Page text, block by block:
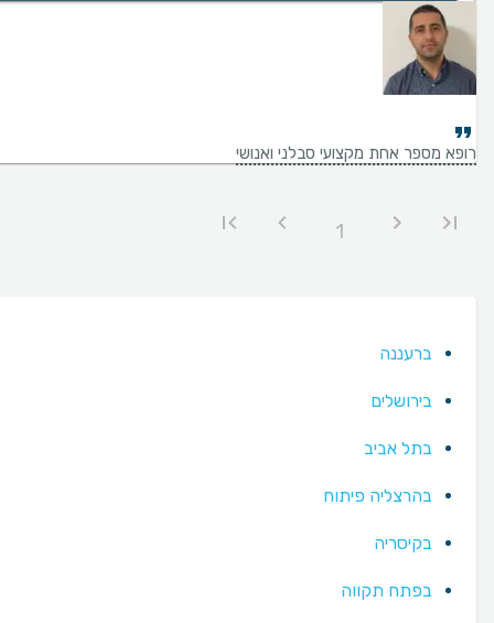
רופא מספר אחת מקצועי סבלני ואנושי
1
ברעננה
בירושלים
בתל אביב
בהרצליה פיתוח
בקיסריה
בפתח תקווה